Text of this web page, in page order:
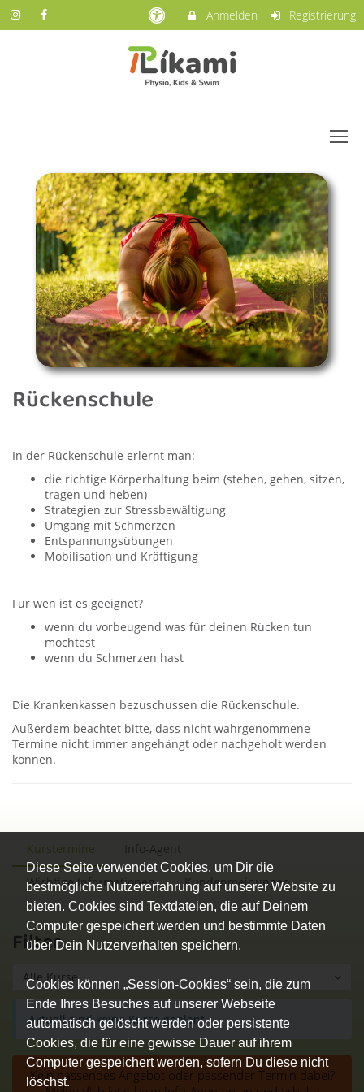
Diese Seite verwendet Cookies, um Dir die
bestmögliche Nutzererfahrung auf unserer Website zu
bieten. Cookies sind Textdateien, die auf Deinem
Computer gespeichert werden und bestimmte Daten
über Dein Nutzerverhalten speichern.
Cookies können „Session-Cookies“ sein, die zum
Ende Ihres Besuches auf unserer Webseite
automatisch gelöscht werden oder persistente
Cookies, die für eine gewisse Dauer auf ihrem
Computer gespeichert werden, sofern Du diese nicht
löschst.
Anmelden Registrierung
Rückenschule
In der Rückenschule erlernt man:
die richtige Körperhaltung beim (stehen, gehen, sitzen,
tragen und heben)
Strategien zur Stressbewältigung
Umgang mit Schmerzen
Entspannungsübungen
Mobilisation und Kräftigung
Für wen ist es geeignet?
wenn du vorbeugend was für deinen Rücken tun
möchtest
wenn du Schmerzen hast
Die Krankenkassen bezuschussen die Rückenschule.
Außerdem beachtet bitte, dass nicht wahrgenommene
Termine nicht immer angehängt oder nachgeholt werden
können.
Kurstermine Info-Agent
Wichtige Informationen Kundenmeinungen
Filter
Alle Kurse
Aktuell sind keine Kurse geplant.
Kein passendes Angebot oder passender Termin dabei?